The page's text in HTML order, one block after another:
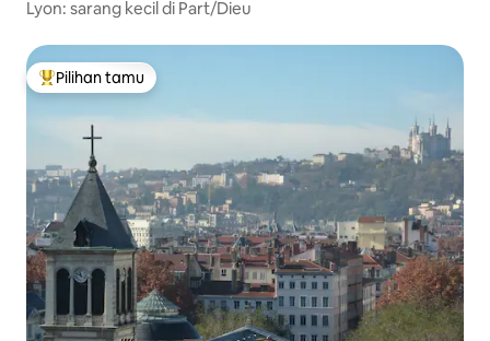
Lyon: sarang kecil di Part/Dieu
Pilihan tamu terpopuler
Pilihan tamu